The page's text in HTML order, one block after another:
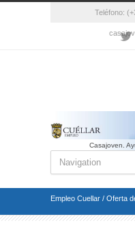
Teléfono:
Casajoven.
Empleo Cuellar / Oferta